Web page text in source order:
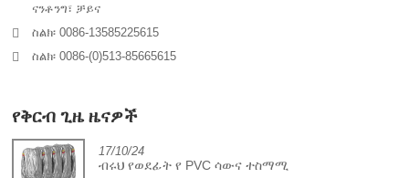
ናንቶንግ፣ ቻይና
ስልክ፡ 0086-13585225615
ስልክ፡ 0086-(0)513-85665615
የቅርብ ጊዜ ዜናዎች
17/10/24
ብሩህ የወደፊት የ PVC ሳውና ተስማሚ